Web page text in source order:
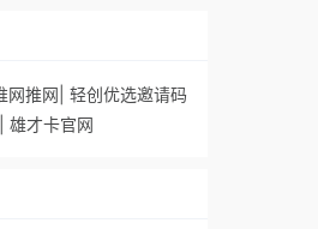
网推网 轻创优选邀请码
雄才卡官网